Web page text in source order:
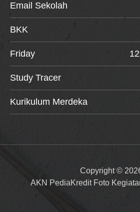
Email Sekolah
BKK
Friday
Study Tracer
Kurikulum Merdeka
Copyright ©
AKN PediaKredit Foto